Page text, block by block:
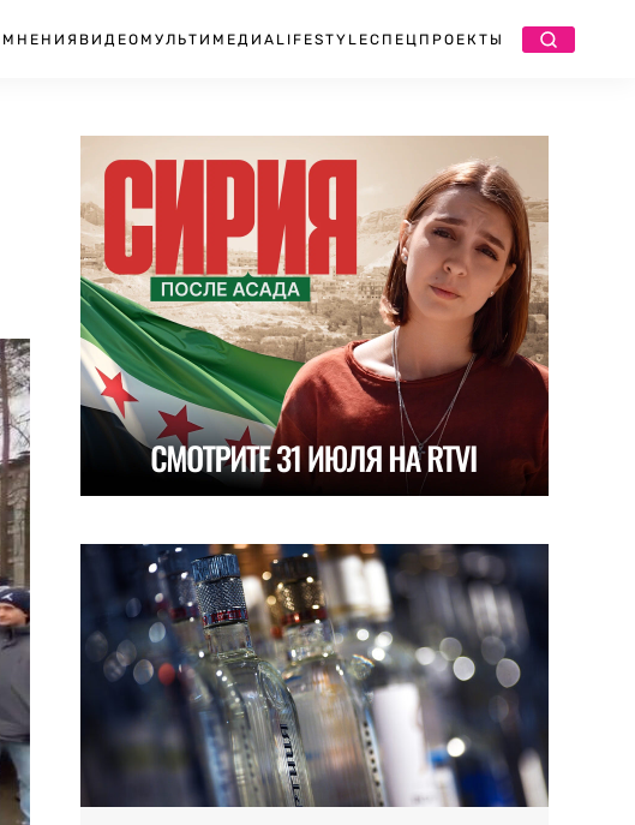
МНЕНИЯ ВИДЕО МУЛЬТИМЕДИА LIFESTYLEСПЕЦПРОЕКТЫ